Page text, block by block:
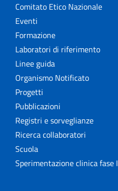
Comitato Etico Nazionale
Eventi
Formazione
Laboratori di riferimento
Linee guida
Organismo Notificato
Progetti
Pubblicazioni
Registri e sorveglianze
Ricerca collaboratori
Scuola
Sperimentazione clinica fase I